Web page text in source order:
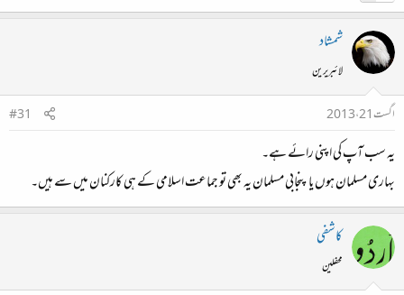
شمشاد
لائبریرین
اگست 21، 2013
#31
یہ سب آپ کی اپنی رائے ہے۔
بہاری مسلمان ہوں یا پنجابی مسلمان یہ بھی تو جماعت اسلامی کے ہی کارکنان میں سے ہیں۔
کاشفی
محفلین